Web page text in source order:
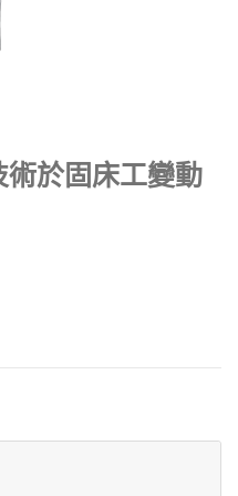
於固床工變動